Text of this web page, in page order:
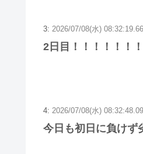
3: 2026/07/08(水)
2日目！！！！！！
4: 2026/07/08(水)
今日も初日に負けず